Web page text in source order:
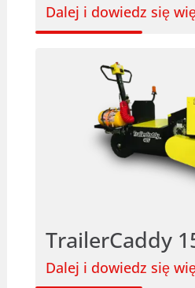
Dalej i dowiedz się
TrailerCaddy
Dalej i dowiedz się